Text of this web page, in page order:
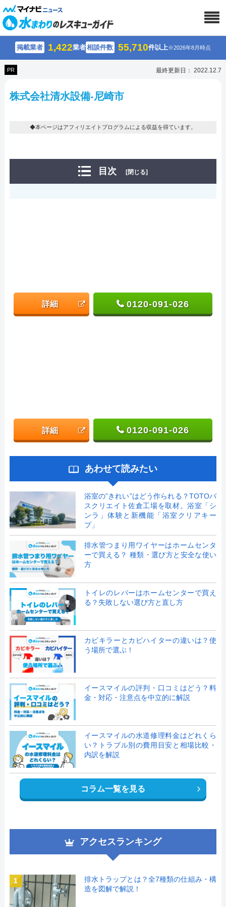
掲載業者 1,422業者相談件数 55,710件以上※2026年8月時点
PR 最終更新日： 2022.12.7
株式会社清水設備-尼崎市
◆本ページはアフィリエイトプログラムによる収益を得ています。
目次 [閉じる]
詳細 0120-091-026
詳細 0120-091-026
あわせて読みたい
浴室の”きれい”はどう作られる？TOTOバ
スクリエイト佐倉工場を取材。浴室「シ
ンラ」体験と新機能「浴室クリアキー
プ」
排水管つまり用ワイヤーはホームセンタ
ーで買える？ 種類・選び方と安全な使い
方
トイレのレバーはホームセンターで買え
る？失敗しない選び方と直し方
カビキラーとカビハイターの違いは？使
う場所で選ぶ！
イースマイルの評判・口コミはどう？料
金・対応・注意点を中立的に解説
イースマイルの水道修理料金はどれくら
い？トラブル別の費用目安と相場比較・
内訳を解説
コラム一覧を見る
アクセスランキング
1
排水トラップとは？全7種類の仕組み・構
造を図解で解説！